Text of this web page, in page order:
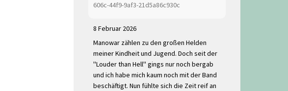
606c-44f9-9af3-21d5a86c930c
8 Februar 2026
Manowar zählen zu den großen Helden
meiner Kindheit und Jugend. Doch seit der
"Louder than Hell" gings nur noch bergab
und ich habe mich kaum noch mit der Band
beschäftigt. Nun fühlte sich die Zeit reif an